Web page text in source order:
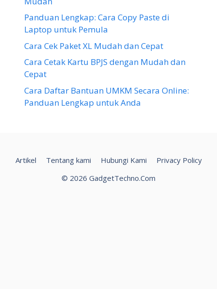
Panduan Lengkap: Cara Copy Paste di
Laptop untuk Pemula
Cara Cek Paket XL Mudah dan Cepat
Cara Cetak Kartu BPJS dengan Mudah dan
Cepat
Cara Daftar Bantuan UMKM Secara Online:
Panduan Lengkap untuk Anda
Artikel Tentang kami Hubungi Kami
Privacy Policy
© 2026 GadgetTechno.Com